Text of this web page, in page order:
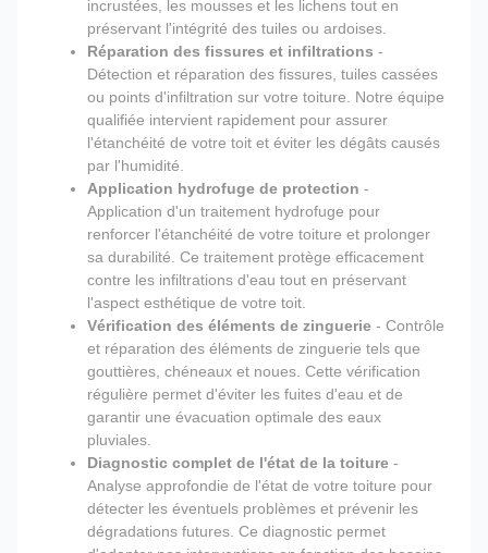
incrustées, les mousses et les lichens tout en
préservant l'intégrité des tuiles ou ardoises.
Réparation des fissures et infiltrations -
Détection et réparation des fissures, tuiles cassées
ou points d'infiltration sur votre toiture. Notre équipe
qualifiée intervient rapidement pour assurer
l'étanchéité de votre toit et éviter les dégâts causés
par l'humidité.
Application hydrofuge de protection -
Application d'un traitement hydrofuge pour
renforcer l'étanchéité de votre toiture et prolonger
sa durabilité. Ce traitement protège efficacement
contre les infiltrations d'eau tout en préservant
l'aspect esthétique de votre toit.
Vérification des éléments de zinguerie - Contrôle
et réparation des éléments de zinguerie tels que
gouttières, chéneaux et noues. Cette vérification
régulière permet d'éviter les fuites d'eau et de
garantir une évacuation optimale des eaux
pluviales.
Diagnostic complet de l'état de la toiture -
Analyse approfondie de l'état de votre toiture pour
détecter les éventuels problèmes et prévenir les
dégradations futures. Ce diagnostic permet